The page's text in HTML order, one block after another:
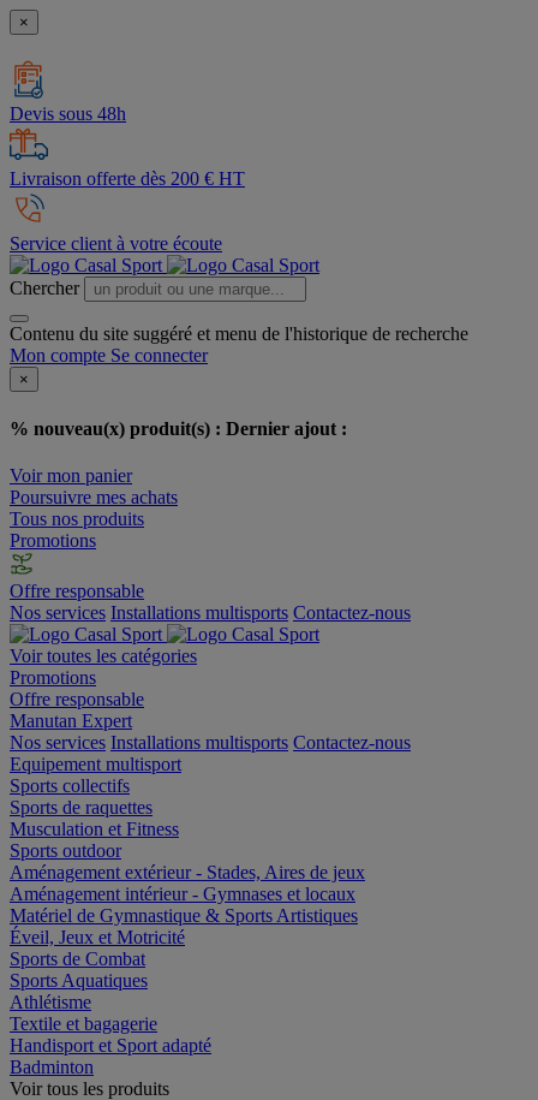
×
Devis sous 48h
Livraison offerte dès 200 € HT
Service client à votre écoute
Chercher
Contenu du site suggéré et menu de l'historique de recherche
Mon compte Se connecter
×
% nouveau(x) produit(s) : Dernier ajout :
Voir mon panier
Poursuivre mes achats
Tous nos produits
Promotions
Offre responsable
Nos services Installations multisports Contactez-nous
Voir toutes les catégories
Promotions
Offre responsable
Manutan Expert
Nos services Installations multisports Contactez-nous
Equipement multisport
Sports collectifs
Sports de raquettes
Musculation et Fitness
Sports outdoor
Aménagement extérieur - Stades, Aires de jeux
Aménagement intérieur - Gymnases et locaux
Matériel de Gymnastique & Sports Artistiques
Éveil, Jeux et Motricité
Sports de Combat
Sports Aquatiques
Athlétisme
Textile et bagagerie
Handisport et Sport adapté
Badminton
Voir tous les produits